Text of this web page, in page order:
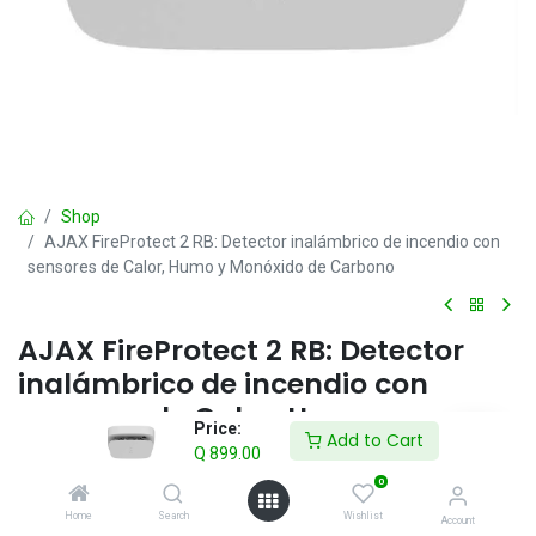
Price:
Q 899.00
Add to Cart
Home Search
0
Wishlist Account
Shop
AJAX FireProtect 2 RB: Detector inalámbrico de incendio con
sensores de Calor, Humo y Monóxido de Carbono
AJAX FireProtect 2 RB: Detector
inalámbrico de incendio con
sensores de Calor, Humo y
Monóxido de Carbono
899.00 IVA incluido